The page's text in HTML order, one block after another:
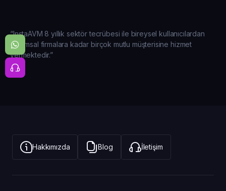
“InstaAVM 8 yıllık sektör tecrübesi ile bireysel kullanıcılardan
kurumsal firmalara kadar birçok mutlu müşterisine hizmet
vermektedir.”
Hakkımızda Blog İletişim